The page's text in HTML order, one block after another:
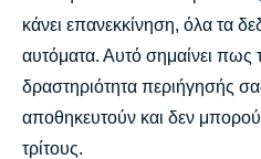
κάνει επανεκκίνηση, όλα τα
αυτόματα. Αυτό σημαίνει πως
δραστηριότητα περιήγησής
αποθηκευτούν και δεν
τρίτους.